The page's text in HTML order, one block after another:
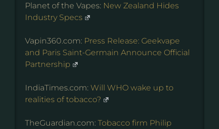
Planet of the Vapes: New Zealand Hides
Industry Specs
Vapin360.com: Press Release: Geekvape
and Paris Saint-Germain Announce Official
Partnership
IndiaTimes.com: Will WHO wake up to
realities of tobacco?
TheGuardian.com: Tobacco firm Philip